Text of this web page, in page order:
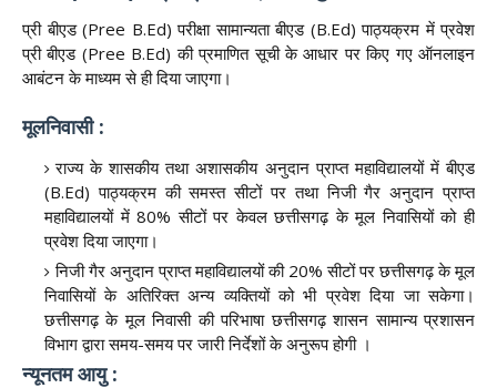
प्री बीएड (Pree B.Ed) परीक्षा सामान्यता बीएड (B.Ed) पाठ्यक्रम में प्रवेश
प्री बीएड (Pree B.Ed) की प्रमाणित सूची के आधार पर किए गए ऑनलाइन
आबंटन के माध्यम से ही दिया जाएगा।
मूलनिवासी :
राज्य के शासकीय तथा अशासकीय अनुदान प्राप्त महाविद्यालयों में बीएड
(B.Ed) पाठ्यक्रम की समस्त सीटों पर तथा निजी गैर अनुदान प्राप्त
महाविद्यालयों में 80% सीटों पर केवल छत्तीसगढ़ के मूल निवासियों को ही
प्रवेश दिया जाएगा।
निजी गैर अनुदान प्राप्त महाविद्यालयों की 20% सीटों पर छत्तीसगढ़ के मूल
निवासियों के अतिरिक्त अन्य व्यक्तियों को भी प्रवेश दिया जा सकेगा।
छत्तीसगढ़ के मूल निवासी की परिभाषा छत्तीसगढ़ शासन सामान्य प्रशासन
विभाग द्वारा समय-समय पर जारी निर्देशों के अनुरूप होगी ।
न्यूनतम आयु :